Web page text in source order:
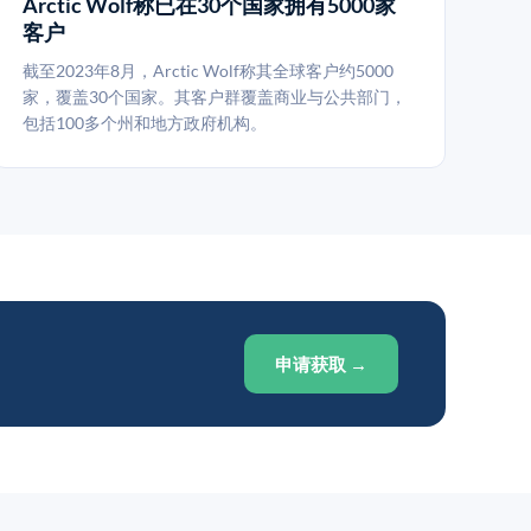
客户
截至2023年8月，Arctic Wolf称其全球客户约5000
家，覆盖30个国家。其客户群覆盖商业与公共部门，
包括100多个州和地方政府机构。
申请获取 →